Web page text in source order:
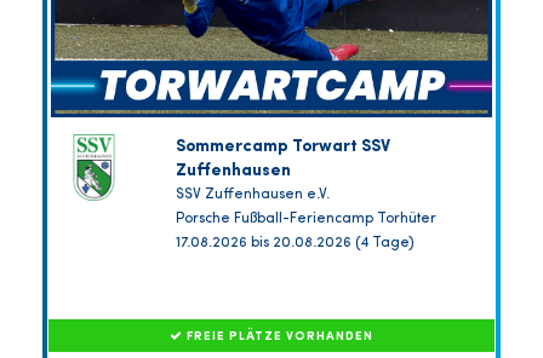
Sommercamp Torwart SSV
Zuffenhausen
SSV Zuffenhausen e.V.
Porsche Fußball-Feriencamp Torhüter
17.08.2026 bis 20.08.2026 (4 Tage)
FREIE PLÄTZE VORHANDEN